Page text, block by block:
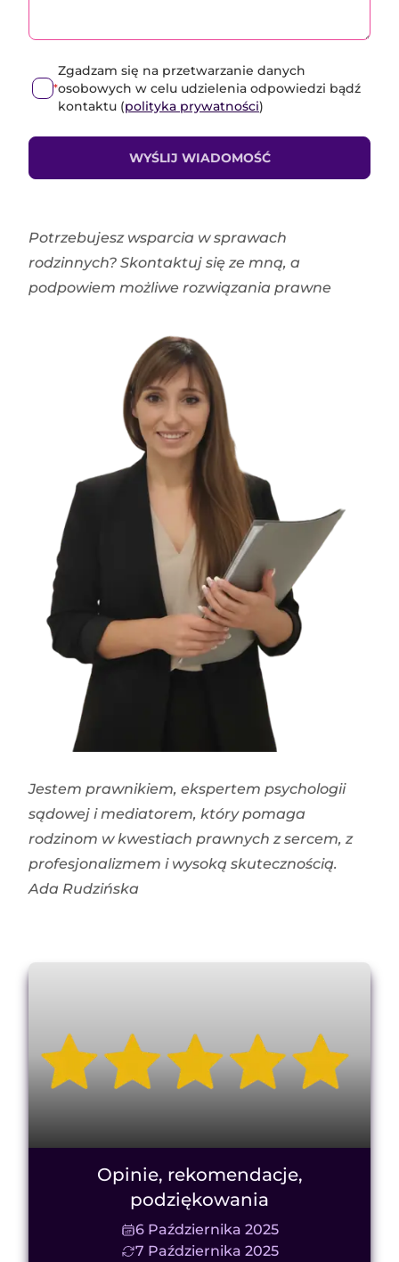
*
Zgadzam się na przetwarzanie danych
osobowych w celu udzielenia odpowiedzi bądź
kontaktu (polityka prywatności)
WYŚLIJ WIADOMOŚĆ
Potrzebujesz wsparcia w sprawach
rodzinnych? Skontaktuj się ze mną, a
podpowiem możliwe rozwiązania prawne
Jestem prawnikiem, ekspertem psychologii
sądowej i mediatorem, który pomaga
rodzinom w kwestiach prawnych z sercem, z
profesjonalizmem i wysoką skutecznością.
Ada Rudzińska
Opinie, rekomendacje,
podziękowania
6 Października 2025
7 Października 2025